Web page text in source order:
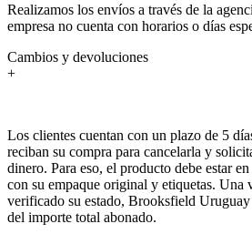
Realizamos los envíos a través de la
empresa no cuenta con horarios o días
Cambios y devoluciones
+
Los clientes cuentan con un plazo de 5
reciban su compra para cancelarla y
dinero. Para eso, el producto debe estar
con su empaque original y etiquetas. Una
verificado su estado, Brooksfield
del importe total abonado.